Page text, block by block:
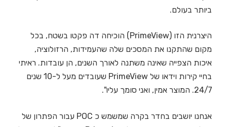
ביותר בעולם.
היצרנית הזו (PrimeView) הוכיחה דה פקטו בשטח, בכל
מקום שהתקנו את המסכים שלה שהעמידות, הרזולוציה,
איכות הצפייה שאינה משתנה לאורך השנים, הן עובדות. ראיתי
בחיי קירות וידאו של PrimeView שעובדים מעל ל-10 שנים
24/7. המוצר אמין, ואני סומך עליו".
אנחנו יושבים בחדר בקרה שמשמש כ POC עבור הפתרון של